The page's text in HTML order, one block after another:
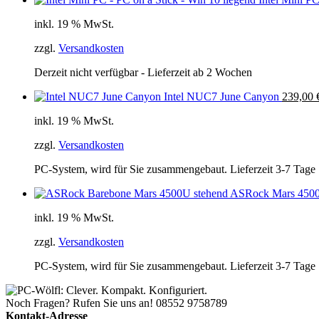
inkl. 19 % MwSt.
zzgl. Versandkosten
Derzeit nicht verfügbar - Lieferzeit ab 2 Wochen
Intel NUC7 June Canyon 239,00
inkl. 19 % MwSt.
zzgl. Versandkosten
PC-System, wird für Sie zusammengebaut. Lieferzeit 3-7 Tage
ASRock Mars
inkl. 19 % MwSt.
zzgl. Versandkosten
PC-System, wird für Sie zusammengebaut. Lieferzeit 3-7 Tage
Noch Fragen? Rufen Sie uns an! 08552 9758789
Kontakt-Adresse